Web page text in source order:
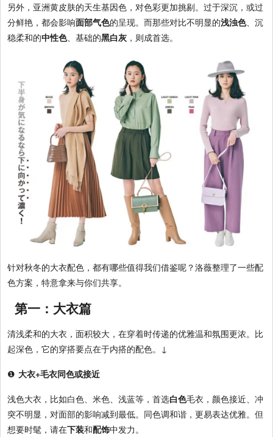
另外，亚洲黄皮肤的天生基因色，对色彩更加挑剔。过于深沉，或过
分鲜艳，都会影响面部气色的呈现。而那些对比不明显的浅浊色、沉
稳柔和的中性色、基础的黑白灰 ，则成首选。
针对秋冬的大衣配色，都有哪些值得我们借鉴呢？洛薇整理了一些配
色方案，特意拿来与你们共享。
第一：大衣篇
清浅柔和的大衣，面积较大，在穿着时传递的优雅温和氛围更浓。比
起深色，它的穿搭要点在于内搭的配色。 ↓
❶ 大衣+毛衣同色或接近
浅色大衣，比如白色、米色、浅蓝等，首选白色毛衣，颜色接近、冲
突不明显，对面部的影响减到最低。同色调和谐，更易表达优雅。但
想要时髦，请在下装和配饰中发力。